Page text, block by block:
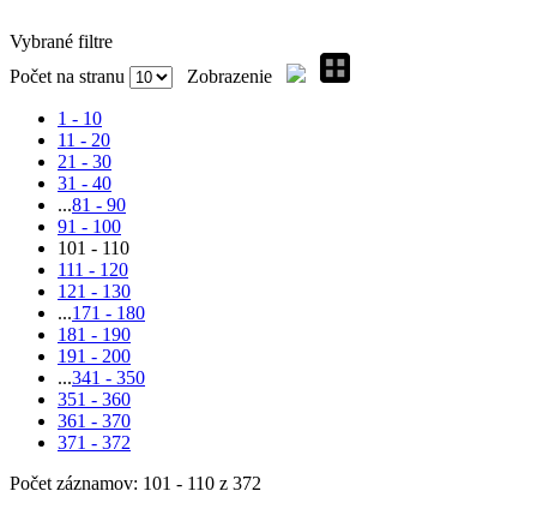
Vybrané filtre
Počet na stranu
Zobrazenie
1 - 10
11 - 20
21 - 30
31 - 40
...81 - 90
91 - 100
101 - 110
111 - 120
121 - 130
...171 - 180
181 - 190
191 - 200
...341 - 350
351 - 360
361 - 370
371 - 372
Počet záznamov: 101 - 110 z 372